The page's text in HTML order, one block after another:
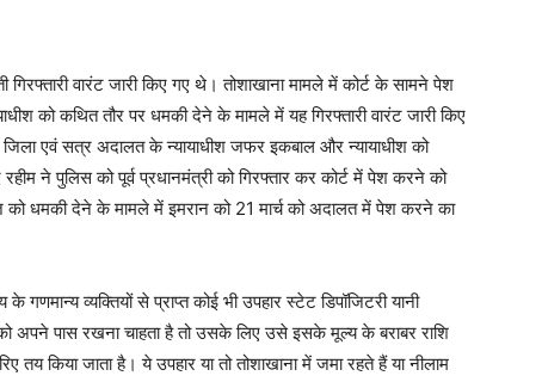
वारंट जारी किए गए थे। तोशाखाना मामले में कोर्ट के सामने पेश
को कथित तौर पर धमकी देने के मामले में यह गिरफ्तारी वारंट जारी किए
एवं सत्र अदालत के न्यायाधीश जफर इकबाल और न्यायाधीश को
रहीम ने पुलिस को पूर्व प्रधानमंत्री को गिरफ्तार कर कोर्ट में पेश करने को
को धमकी देने के मामले में इमरान को 21 मार्च को अदालत में पेश करने का
व्यक्तियों से प्राप्त कोई भी उपहार स्टेट डिपॉजिटरी यानी
अपने पास रखना चाहता है तो उसके लिए उसे इसके मूल्य के बराबर राशि
तय किया जाता है। ये उपहार या तो तोशाखाना में जमा रहते हैं या नीलाम